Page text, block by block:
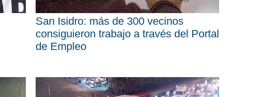
San Isidro: más de 300 vecinos
consiguieron trabajo a través del Portal
de Empleo